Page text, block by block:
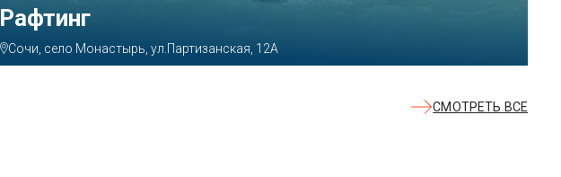
Рафтинг
Сочи, село Монастырь, ул.Партизанская, 12А
СМОТРЕТЬ ВСЕ